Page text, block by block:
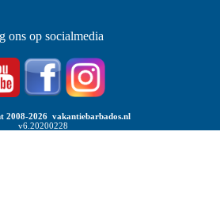
ons op socialmedia
2008-2026 vakantiebarbados.nl
v6.20200228